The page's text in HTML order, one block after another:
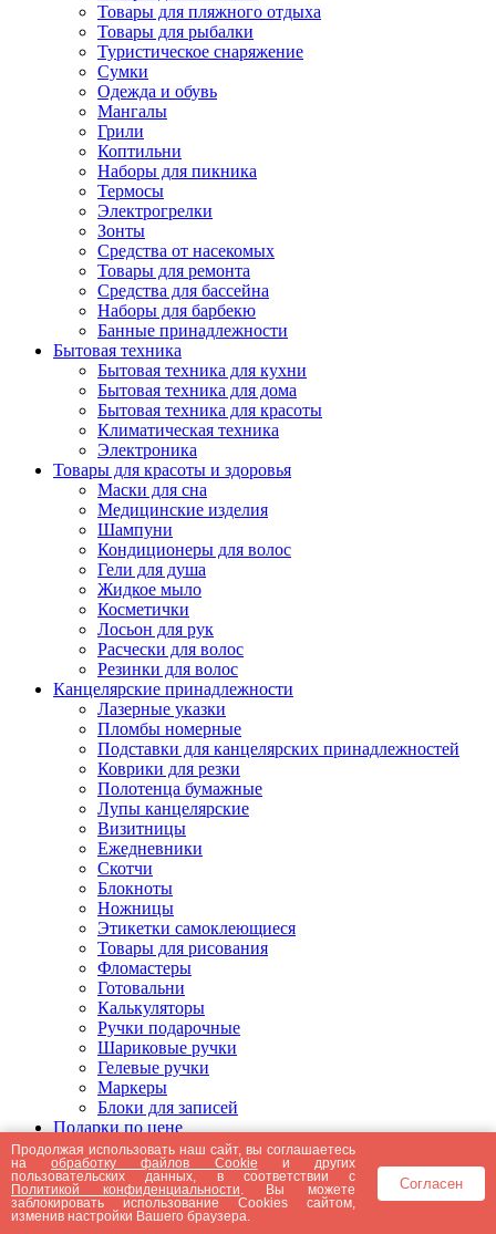
Товары для пляжного отдыха
Товары для рыбалки
Туристическое снаряжение
Сумки
Одежда и обувь
Мангалы
Грили
Коптильни
Наборы для пикника
Термосы
Электрогрелки
Зонты
Средства от насекомых
Товары для ремонта
Средства для бассейна
Наборы для барбекю
Банные принадлежности
Бытовая техника
Бытовая техника для кухни
Бытовая техника для дома
Бытовая техника для красоты
Климатическая техника
Электроника
Товары для красоты и здоровья
Маски для сна
Медицинские изделия
Шампуни
Кондиционеры для волос
Гели для душа
Жидкое мыло
Косметички
Лосьон для рук
Расчески для волос
Резинки для волос
Канцелярские принадлежности
Лазерные указки
Пломбы номерные
Подставки для канцелярских принадлежностей
Коврики для резки
Полотенца бумажные
Лупы канцелярские
Визитницы
Ежедневники
Скотчи
Блокноты
Ножницы
Этикетки самоклеющиеся
Товары для рисования
Фломастеры
Готовальни
Калькуляторы
Ручки подарочные
Шариковые ручки
Гелевые ручки
Маркеры
Блоки для записей
Подарки по цене
Подарки от 5000 рублей
Подарки до 5000 рублей
Подарки до 3000 рублей
Подарки до 2000 рублей
Подарки до 1000 рублей
Продолжая использовать наш сайт, вы соглашаетесь
наобработку файлов Cookie и других
пользовательских данных, в соответствии с
Политикой конфиденциальности . Вы можете
заблокировать использование Cookies сайтом,
изменив настройки Вашего браузера.
Согласен